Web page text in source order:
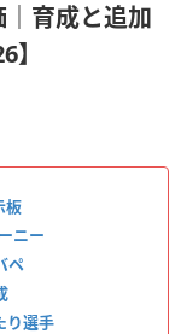
育成と追加
板
ニー
ペ
り選手